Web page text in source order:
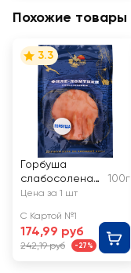
Похожие товары
3.3
Горбуша
слабосоленая
РЫБНИК
100г
Цена за 1 шт
С Картой №1
174,99 руб
242,19 руб -27%